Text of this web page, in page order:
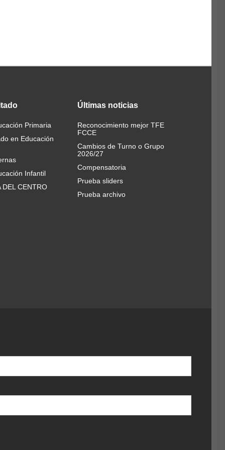
Primaria
en Educación
Infantil
DEL CENTRO
Últimas noticias
Reconocimiento mejor TFE
FCCE
Cambios de Turno o Grupo
2026/27
Compensatoria
Prueba sliders
Prueba archivo